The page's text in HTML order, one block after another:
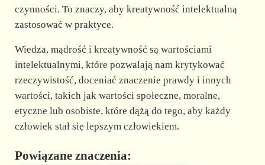
czynności. To znaczy, aby kreatywność intelektualną
zastosować w praktyce.
Wiedza, mądrość i kreatywność są wartościami
intelektualnymi, które pozwalają nam krytykować
rzeczywistość, doceniać znaczenie prawdy i innych
wartości, takich jak wartości społeczne, moralne,
etyczne lub osobiste, które dążą do tego, aby każdy
człowiek stał się lepszym człowiekiem.
Powiązane znaczenia: